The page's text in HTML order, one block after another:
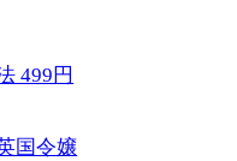
499円
国令嬢